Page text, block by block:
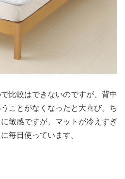
比較はできないのですが、背中
ことがなくなったと大喜び。ち
敏感ですが、マットが冷えすぎ
毎日使っています。